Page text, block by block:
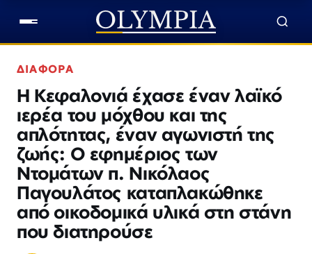
ΔΙΑΦΟΡΑ
Η Κεφαλονιά έχασε έναν λαϊκό
ιερέα του μόχθου και της
απλότητας, έναν αγωνιστή της
ζωής: Ο εφημέριος των
Ντομάτων π. Νικόλαος
Παγουλάτος καταπλακώθηκε
από οικοδομικά υλικά στη στάνη
που διατηρούσε